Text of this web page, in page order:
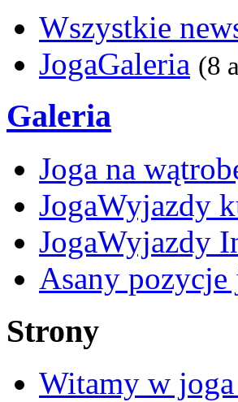
Wszystkie
JogaGaleria (8
Galeria
Joga na
JogaWyjazdy
JogaWyjazdy
Asany pozycje
Strony
Witamy w